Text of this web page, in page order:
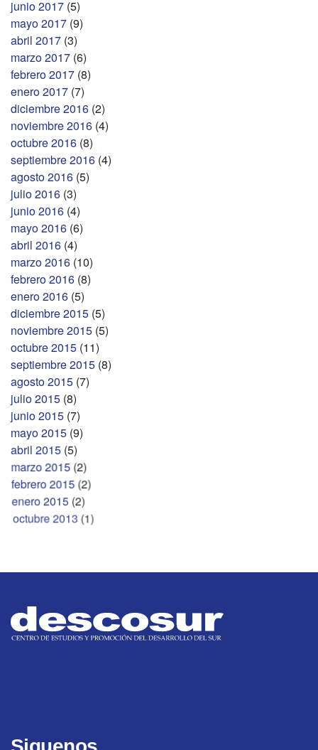
junio 2017 (5)
mayo 2017 (9)
abril 2017 (3)
marzo 2017 (6)
febrero 2017 (8)
enero 2017 (7)
diciembre 2016 (2)
noviembre 2016 (4)
octubre 2016 (8)
septiembre 2016 (4)
agosto 2016 (5)
julio 2016 (3)
junio 2016 (4)
mayo 2016 (6)
abril 2016 (4)
marzo 2016 (10)
febrero 2016 (8)
enero 2016 (5)
diciembre 2015 (5)
noviembre 2015 (5)
octubre 2015 (11)
septiembre 2015 (8)
agosto 2015 (7)
julio 2015 (8)
junio 2015 (7)
mayo 2015 (9)
abril 2015 (5)
marzo 2015 (2)
febrero 2015 (2)
enero 2015(2)
octubre 2013(1)